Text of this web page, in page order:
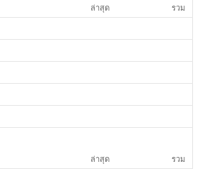
ล่าสุด รวม
ล่าสุด รวม